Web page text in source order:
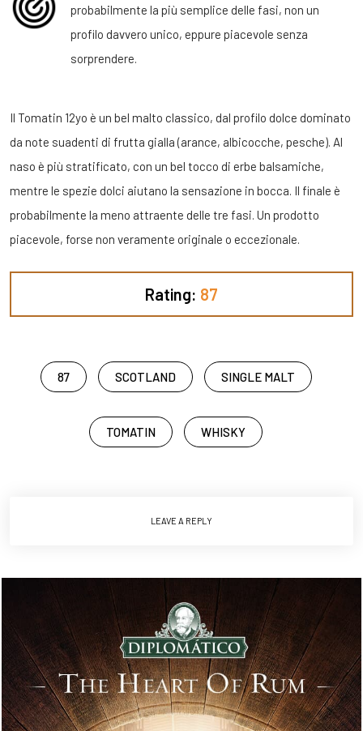
probabilmente la più semplice delle fasi, non un
profilo davvero unico, eppure piacevole senza
sorprendere.
Il Tomatin 12yo è un bel malto classico, dal profilo dolce dominato
da note suadenti di frutta gialla (arance, albicocche, pesche). Al
naso è più stratificato, con un bel tocco di erbe balsamiche,
mentre le spezie dolci aiutano la sensazione in bocca. Il finale è
probabilmente la meno attraente delle tre fasi. Un prodotto
piacevole, forse non veramente originale o eccezionale.
Rating: 87
87 SCOTLAND SINGLE MALT
TOMATIN WHISKY
LEAVE A REPLY